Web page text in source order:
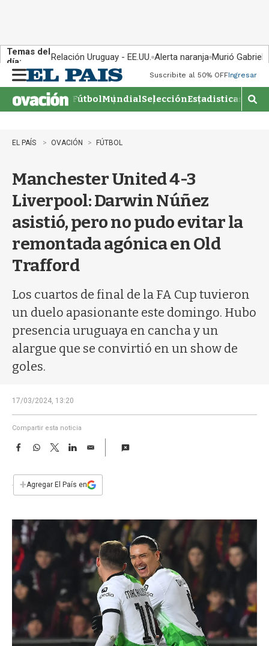
Temas del
día:
Relación Uruguay - EE.UU. Alerta naranja Murió Gabriel
n
u
Suscribite al 50% OFFIngresar
FútbolMundialSelecciónEstadisticas
M
o
EL PAÍS OVACIÓN FÚTBOL
Manchester United 4-3
Liverpool: Darwin Núñez
asistió, pero no pudo evitar la
remontada agónica en Old
Trafford
Los cuartos de final de la FA Cup tuvieron
un duelo apasionante este domingo. Hubo
presencia uruguaya en cancha y un
alargue que se convirtió en un show de
goles.
17/03/2024, 13:20
Compartir esta noticia
F
e
b
k
W
s
p
T
w
t
L
n
E
i
l
+Agregar El País en